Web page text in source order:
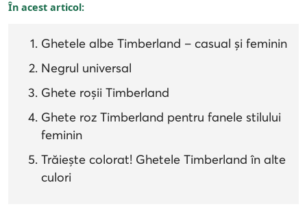
În acest articol:
Ghetele albe Timberland – casual și feminin
Negrul universal
Ghete roșii Timberland
Ghete roz Timberland pentru fanele stilului
feminin
Trăiește colorat! Ghetele Timberland în alte
culori